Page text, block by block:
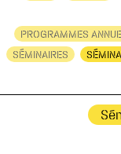
PROGRAMMES
SÉMINAIRES